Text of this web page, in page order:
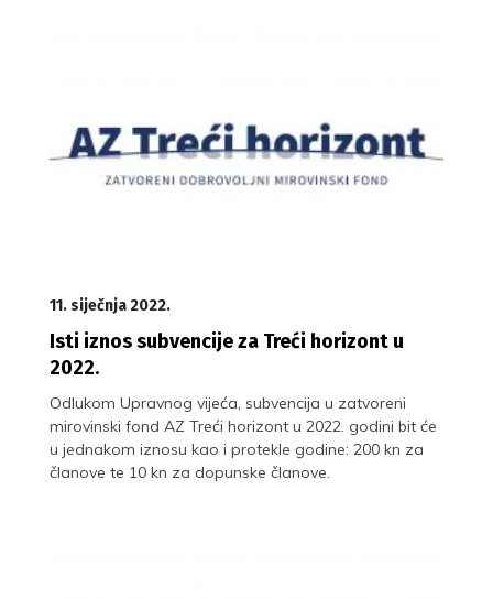
11. siječnja 2022.
Isti iznos subvencije za Treći horizont u
2022.
Odlukom Upravnog vijeća, subvencija u zatvoreni
mirovinski fond AZ Treći horizont u 2022. godini bit će
u jednakom iznosu kao i protekle godine: 200 kn za
članove te 10 kn za dopunske članove.